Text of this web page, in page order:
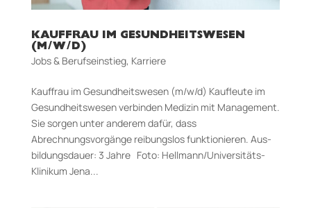
KAUFFRAU IM GESUNDHEITSWESEN
(M/W/D)
Jobs & Berufseinstieg, Karriere
Kauffrau im Gesundheitswesen (m/w/d) Kaufleute im
Gesundheitswesen verbinden Medizin mit Management.
Sie sorgen unter anderem dafür, dass
Abrechnungsvorgänge reibungslos funktionieren. Aus­
bildungs­dauer: 3 Jahre Foto: Hellmann/Universitäts-
Klinikum Jena...